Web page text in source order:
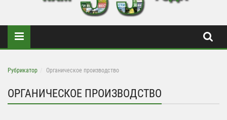
Рубрикатор Органическое производство
ОРГАНИЧЕСКОЕ ПРОИЗВОДСТВО